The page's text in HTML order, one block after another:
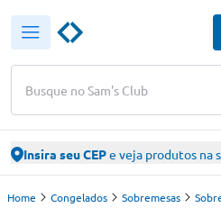
Busque no Sam's Club
Insira seu CEPe veja produtos na
Home Congelados Sobremesas